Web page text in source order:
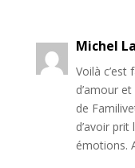
Michel
Voilà c’est
d’amour
de
d’avoir
émotions.